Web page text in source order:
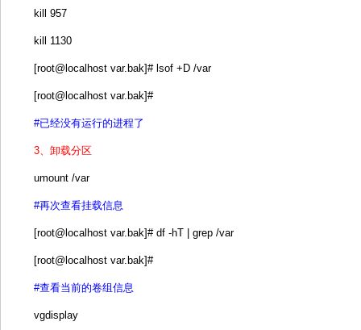
kill 957
kill 1130
[root@localhost var.bak]# lsof +D /var
[root@localhost var.bak]#
#已经没有运行的进程了
3、卸载分区
umount /var
#再次查看挂载信息
[root@localhost var.bak]# df -hT | grep /var
[root@localhost var.bak]#
#查看当前的卷组信息
vgdisplay